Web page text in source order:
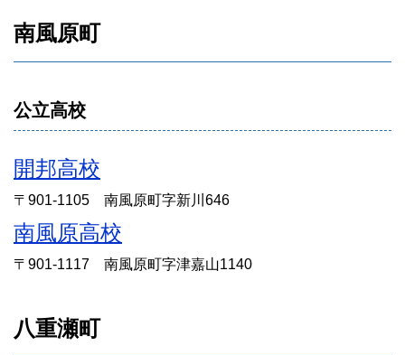
南風原町
公立高校
開邦高校
〒901-1105 南風原町字新川646
南風原高校
〒901-1117 南風原町字津嘉山1140
八重瀬町